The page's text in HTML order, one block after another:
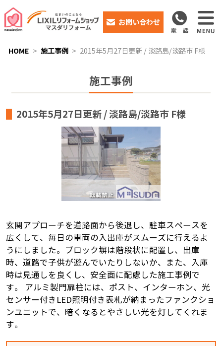
お問い合わせ
HOME 施工事例 2015年5月27日更新 / 淡路島/淡路市 F様
施工事例
2015年5月27日更新 / 淡路島/淡路市 F様
玄関アプローチを道路面から後退し、駐車スペースを
広くして、毎日の車両の入出庫がスムーズに行えるよ
うにしました。ブロック塀は階段状に配置し、出庫
時、道路で子供が遊んでいたりしないか、また、入庫
時は見通しを良くし、安全面に配慮した施工事例で
す。 アルミ製門扉柱には、ポスト、インターホン、光
センサー付きLED照明付き表札が納まったファンクショ
ンユニットで、暗くなるとやさしい光を灯してくれま
す。